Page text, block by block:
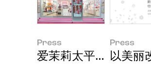
Press
爱茉莉太平洋集团进
Press
以美丽